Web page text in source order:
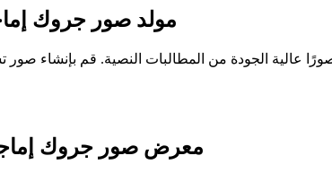
مولد صور جروك
عالية الجودة من المطالبات النصية. قم بإنشاء صور
معرض صور جروك